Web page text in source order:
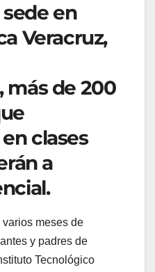
en
Veracruz,
más de 200
clases
a
varios meses de
y padres de
Tecnológico